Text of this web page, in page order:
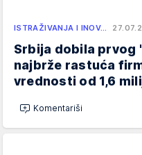
ISTRAŽIVANJA I INOV…
Srbija dobila prvog
najbrže rastuća
vrednosti od 1,6
Komentariši